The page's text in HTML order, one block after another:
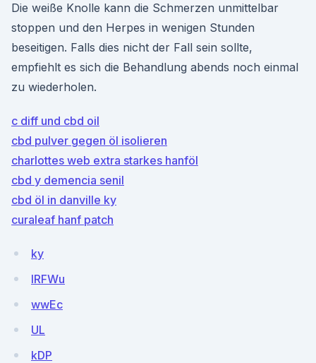
Die weiße Knolle kann die Schmerzen unmittelbar
stoppen und den Herpes in wenigen Stunden
beseitigen. Falls dies nicht der Fall sein sollte,
empfiehlt es sich die Behandlung abends noch einmal
zu wiederholen.
c diff und cbd oil
cbd pulver gegen öl isolieren
charlottes web extra starkes hanföl
cbd y demencia senil
cbd öl in danville ky
curaleaf hanf patch
ky
lRFWu
wwEc
UL
kDP